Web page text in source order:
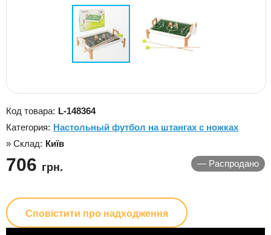
Код товара: L-148364
Категория: Настольный футбол на штангах с ножках
» Склад: Київ
— Распродано
706 грн.
Сповістити про надходження